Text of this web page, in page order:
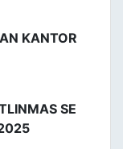
KANTOR
SE